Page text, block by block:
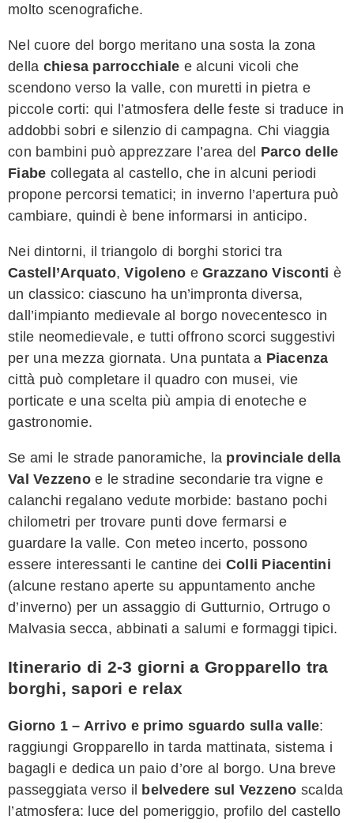
molto scenografiche.
Nel cuore del borgo meritano una sosta la zona
della chiesa parrocchiale e alcuni vicoli che
scendono verso la valle, con muretti in pietra e
piccole corti: qui l’atmosfera delle feste si traduce in
addobbi sobri e silenzio di campagna. Chi viaggia
con bambini può apprezzare l’area del Parco delle
Fiabe collegata al castello, che in alcuni periodi
propone percorsi tematici; in inverno l’apertura può
cambiare, quindi è bene informarsi in anticipo.
Nei dintorni, il triangolo di borghi storici tra
Castell’Arquato,Vigoleno e Grazzano Visconti è
un classico: ciascuno ha un’impronta diversa,
dall’impianto medievale al borgo novecentesco in
stile neomedievale, e tutti offrono scorci suggestivi
per una mezza giornata. Una puntata a Piacenza
città può completare il quadro con musei, vie
porticate e una scelta più ampia di enoteche e
gastronomie.
Se ami le strade panoramiche, la provinciale della
Val Vezzenoe le stradine secondarie tra vigne e
calanchi regalano vedute morbide: bastano pochi
chilometri per trovare punti dove fermarsi e
guardare la valle. Con meteo incerto, possono
essere interessanti le cantine dei Colli Piacentini
(alcune restano aperte su appuntamento anche
d’inverno) per un assaggio di Gutturnio, Ortrugo o
Malvasia secca, abbinati a salumi e formaggi tipici.
Itinerario di 2-3 giorni a Gropparello tra
borghi, sapori e relax
Giorno 1 – Arrivo e primo sguardo sulla valle:
raggiungi Gropparello in tarda mattinata, sistema i
bagagli e dedica un paio d’ore al borgo. Una breve
passeggiata verso il belvedere sul Vezzeno scalda
l’atmosfera: luce del pomeriggio, profilo del castello